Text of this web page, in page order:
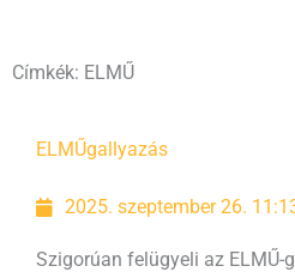
Címkék: ELMŰ
ELMŰgallyazás
2025. szeptember 26.
Szigorúan felügyeli az ELMŰ-